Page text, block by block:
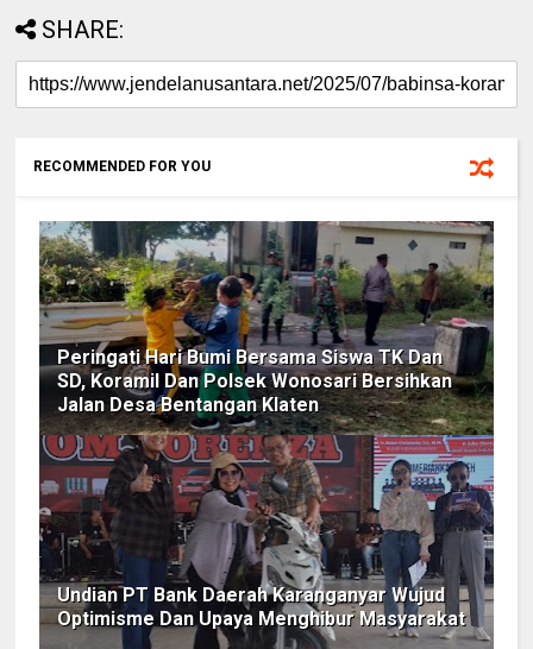
SHARE:
RECOMMENDED FOR YOU
Peringati Hari Bumi Bersama Siswa TK Dan
SD, Koramil Dan Polsek Wonosari Bersihkan
Jalan Desa Bentangan Klaten
Undian PT Bank Daerah Karanganyar Wujud
Optimisme Dan Upaya Menghibur Masyarakat